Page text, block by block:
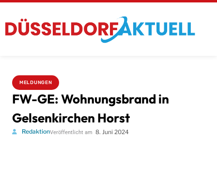
MELDUNGEN
FW-GE: Wohnungsbrand in
Gelsenkirchen Horst
RedaktionVeröffentlicht am 8. Juni 2024